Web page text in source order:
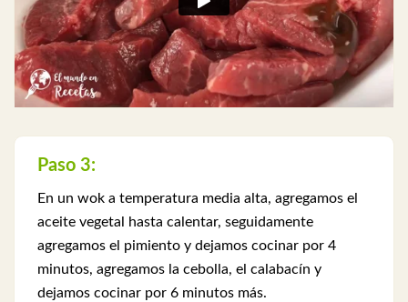
Paso 3:
En un wok a temperatura media alta, agregamos el
aceite vegetal hasta calentar, seguidamente
agregamos el pimiento y dejamos cocinar por 4
minutos, agregamos la cebolla, el calabacín y
dejamos cocinar por 6 minutos más.